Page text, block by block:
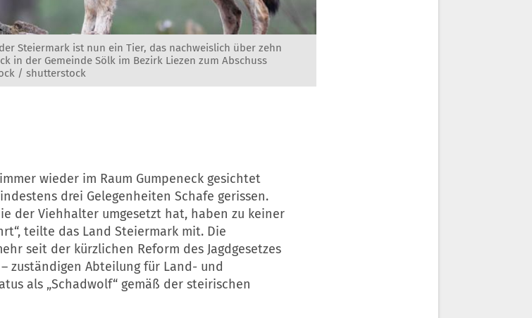
Steiermark ist nun ein Tier, das nachweislich über zehn
in der Gemeinde Sölk im Bezirk Liezen zum Abschuss
/ shutterstock
wieder im Raum Gumpeneck gesichtet
drei Gelegenheiten Schafe gerissen.
der Viehhalter umgesetzt hat, haben zu keiner
teilte das Land Steiermark mit. Die
seit der kürzlichen Reform des Jagdgesetzes
zuständigen Abteilung für Land- und
als „Schadwolf“ gemäß der steirischen